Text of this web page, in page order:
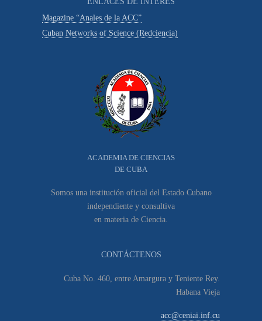
Magazine “Anales de la ACC”
Cuban Networks of Science (Redciencia)
ACADEMIA DE CIENCIAS
DE CUBA
Somos una institución oficial del Estado Cubano
independiente y consultiva
en materia de Ciencia.
CONTÁCTENOS
Cuba No. 460, entre Amargura y Teniente Rey.
Habana Vieja
acc@ceniai.inf.cu